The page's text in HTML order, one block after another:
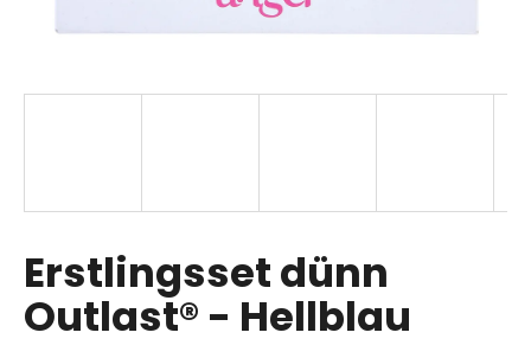
Erstlingsset dünn
Outlast® - Hellblau
SUCHEN
i
e
m
p